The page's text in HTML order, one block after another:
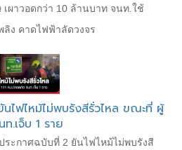
ผาวอดกว่า 10 ล้านบาท จนท.ใช้
ลิง คาดไฟฟ้าลัดวงจร
นไฟไหม้ไม่พบรังสีรั่วไหล ขณะที่ ผู้
.เจ็บ 1 ราย
ระกาศฉบับที่ 2 ยันไฟไหม้ไม่พบรังสี